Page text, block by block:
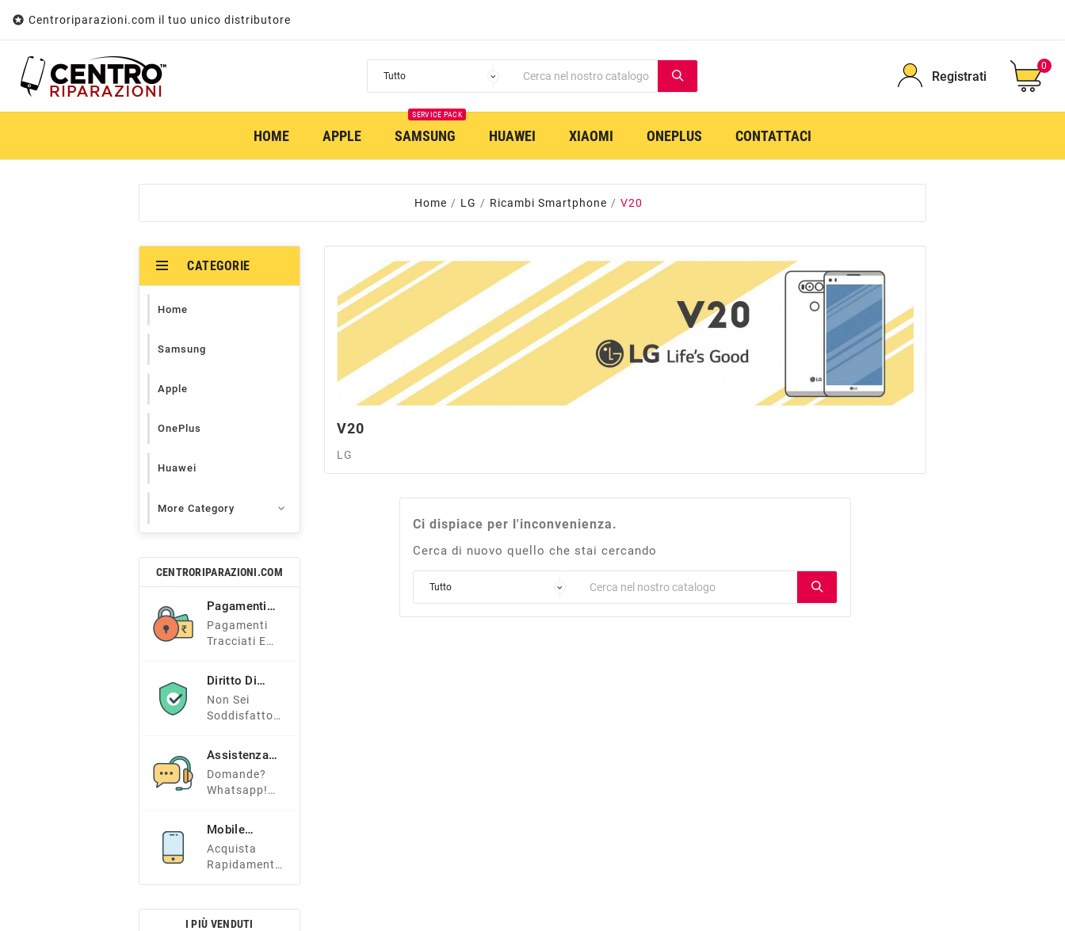
 Centroriparazioni.com il tuo unico distributore
Registrati
0
HOME APPLE SAMSUNG
SERVICE PACK
HUAWEI XIAOMI ONEPLUS CONTATTACI
Home LG Ricambi Smartphone V20
CATEGORIE
Home
Samsung
Apple
OnePlus
Huawei
More Category 
CENTRORIPARAZIONI.COM
Pagamenti
Sicuri
Pagamenti
Tracciati E
Diritto Di
Recesso
Non Sei
Soddisfatto?
Assistenza
Clienti
Domande?
Whatsapp!
7338966
Mobile
Friendly
Acquista
Rapidamente
I PIÙ VENDUTI
V20
LG
Ci dispiace per l'inconvenienza.
Cerca di nuovo quello che stai cercando